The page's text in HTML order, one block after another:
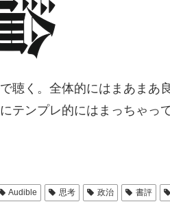
聴く。全体的にはまあまあ
テンプレ的にはまっちゃっ
Audible 思考 政治 書評